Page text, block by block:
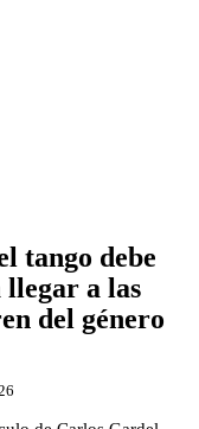
tango debe
llegar a las
del género